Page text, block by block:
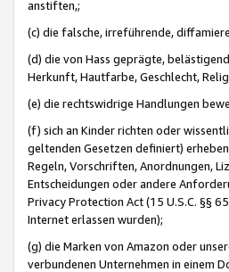
anstiften,;
(c) die falsche, irreführende,
(d) die von Hass geprägte,
Herkunft, Hautfarbe, Geschlecht,
(e) die rechtswidrige Handlungen
(f) sich an Kinder richten oder
geltenden Gesetzen definiert)
Regeln, Vorschriften, Anordnungen,
Entscheidungen oder andere
Privacy Protection Act (15 U.S.C. §§
Internet erlassen wurden);
(g) die Marken von Amazon oder
verbundenen Unternehmen in einem